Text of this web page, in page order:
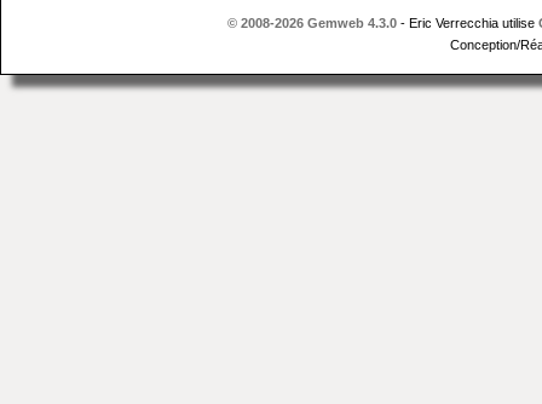
© 2008-2026 Gemweb 4.3.0- Eric Verrecchia utilise
Conception/